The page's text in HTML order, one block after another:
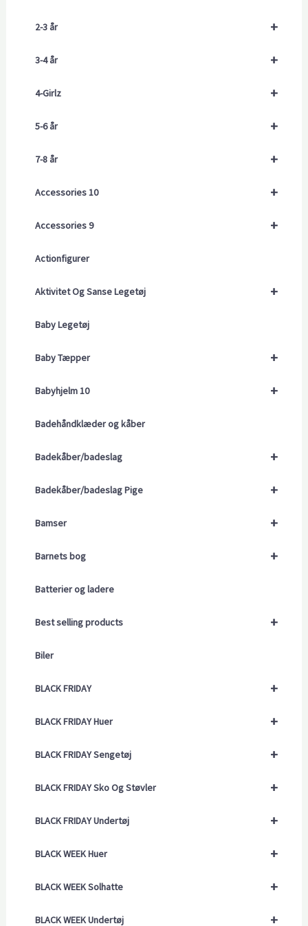
+
2-3 år
+
3-4 år
+
4-Girlz
+
5-6 år
+
7-8 år
+
Accessories 10
+
Accessories 9
Actionfigurer
+
Aktivitet Og Sanse Legetøj
Baby Legetøj
+
Baby Tæpper
+
Babyhjelm 10
Badehåndklæder og kåber
+
Badekåber/badeslag
+
Badekåber/badeslag Pige
+
Bamser
+
Barnets bog
Batterier og ladere
+
Best selling products
Biler
+
BLACK FRIDAY
+
BLACK FRIDAY Huer
+
BLACK FRIDAY Sengetøj
+
BLACK FRIDAY Sko Og Støvler
+
BLACK FRIDAY Undertøj
+
BLACK WEEK Huer
+
BLACK WEEK Solhatte
+
BLACK WEEK Undertøj